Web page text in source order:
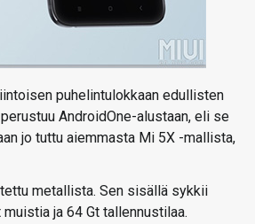
puhelintulokkaan edullisten
AndroidOne-alustaan, eli se
jo tuttu aiemmasta Mi 5X -mallista,
metallista. Sen sisällä sykkii
ja 64 Gt tallennustilaa.